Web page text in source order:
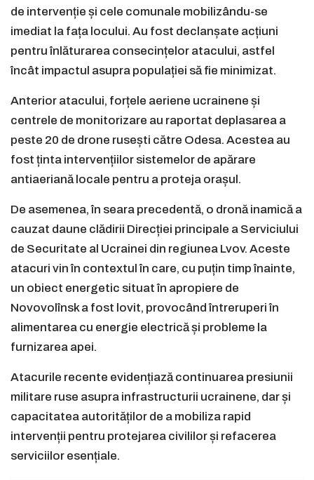
de intervenție și cele comunale mobilizându-se
imediat la fața locului. Au fost declanșate acțiuni
pentru înlăturarea consecințelor atacului, astfel
încât impactul asupra populației să fie minimizat.
Anterior atacului, forțele aeriene ucrainene și
centrele de monitorizare au raportat deplasarea a
peste 20 de drone rusești către Odesa. Acestea au
fost ținta intervențiilor sistemelor de apărare
antiaeriană locale pentru a proteja orașul.
De asemenea, în seara precedentă, o dronă inamică a
cauzat daune clădirii Direcției principale a Serviciului
de Securitate al Ucrainei din regiunea Lvov. Aceste
atacuri vin în contextul în care, cu puțin timp înainte,
un obiect energetic situat în apropiere de
Novovolînsk a fost lovit, provocând întreruperi în
alimentarea cu energie electrică și probleme la
furnizarea apei.
Atacurile recente evidențiază continuarea presiunii
militare ruse asupra infrastructurii ucrainene, dar și
capacitatea autorităților de a mobiliza rapid
intervenții pentru protejarea civililor și refacerea
serviciilor esențiale.